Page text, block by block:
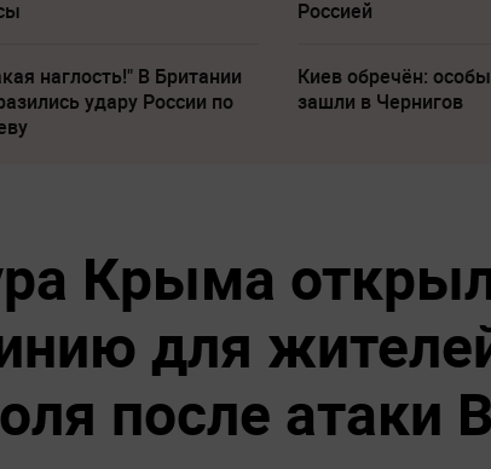
Россией
наглость!" В Британии
удару России по
Киев обречён:
зашли в Чернигов
Крыма
для
после атаки